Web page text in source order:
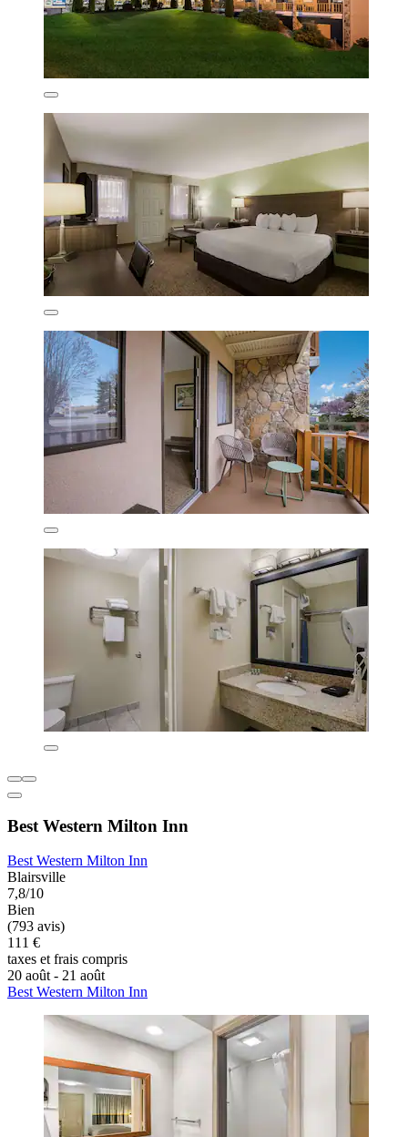
Best Western Milton Inn
Best Western Milton Inn
Blairsville
7,8/10
Bien
(793 avis)
111 €
taxes et frais compris
20 août - 21 août
Best Western Milton Inn